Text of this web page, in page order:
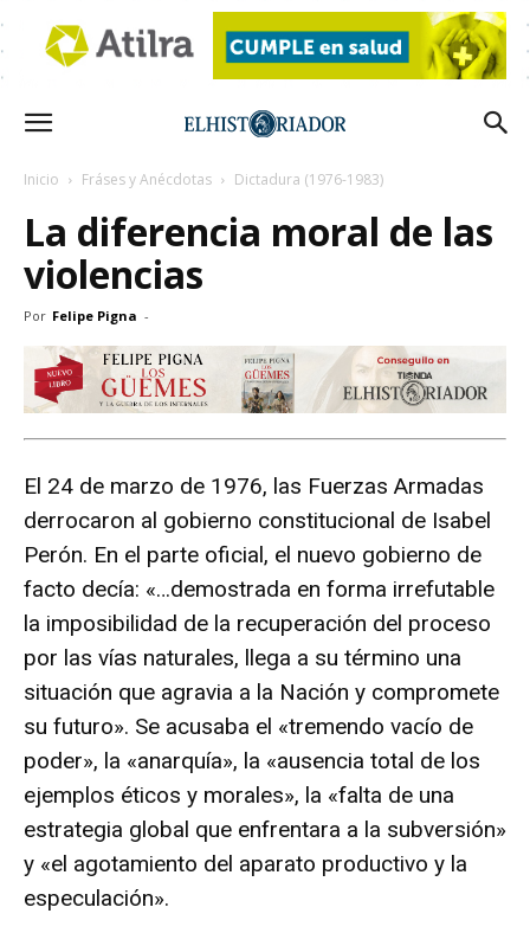
Inicio Fráses y Anécdotas Dictadura (1976-1983)
La diferencia moral de las
violencias
Por Felipe Pigna -
El 24 de marzo de 1976, las Fuerzas Armadas
derrocaron al gobierno constitucional de Isabel
Perón. En el parte oficial, el nuevo gobierno de
facto decía: «…demostrada en forma irrefutable
la imposibilidad de la recuperación del proceso
por las vías naturales, llega a su término una
situación que agravia a la Nación y compromete
su futuro». Se acusaba el «tremendo vacío de
poder», la «anarquía», la «ausencia total de los
ejemplos éticos y morales», la «falta de una
estrategia global que enfrentara a la subversión»
y «el agotamiento del aparato productivo y la
especulación».